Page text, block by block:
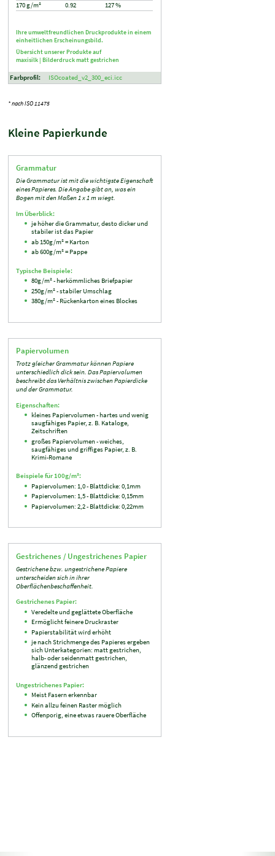
Farbprofil: ISOcoated_v2_300_eci.icc
170 g/m²
0.92 127 %
Ihre umweltfreundlichen Druckprodukte in einem
einheitlichen Erscheinungsbild.
Übersicht unserer Produkte auf
maxisilk | Bilderdruck matt gestrichen
* nach ISO 11475
Kleine Papierkunde
Grammatur
Die Grammatur ist mit die wichtigste Eigenschaft
eines Papieres. Die Angabe gibt an, was ein
Bogen mit den Maßen 1 x 1 m wiegt.
Im Überblick:
je höher die Grammatur, desto dicker und
stabiler ist das Papier
ab 150g/m² = Karton
ab 600g/m² = Pappe
Typische Beispiele:
80g/m² - herkömmliches Briefpapier
250g/m² - stabiler Umschlag
380g/m² - Rückenkarton eines Blockes
Papiervolumen
Trotz gleicher Grammatur können Papiere
unterschiedlich dick sein. Das Papiervolumen
beschreibt das Verhältnis zwischen Papierdicke
und der Grammatur.
Eigenschaften:
kleines Papiervolumen - hartes und wenig
saugfähiges Papier, z. B. Kataloge,
Zeitschriften
großes Papiervolumen - weiches,
saugfähiges und griffiges Papier, z. B.
Krimi-Romane
Beispiele für 100g/m²:
Papiervolumen: 1,0 - Blattdicke: 0,1mm
Papiervolumen: 1,5 - Blattdicke: 0,15mm
Papiervolumen: 2,2 - Blattdicke: 0,22mm
Gestrichenes / Ungestrichenes Papier
Gestrichene bzw. ungestrichene Papiere
unterscheiden sich in ihrer
Oberflächenbeschaffenheit.
Gestrichenes Papier:
Veredelte und geglättete Oberfläche
Ermöglicht feinere Druckraster
Papierstabilität wird erhöht
je nach Strichmenge des Papieres ergeben
sich Unterkategorien: matt gestrichen,
halb- oder seidenmatt gestrichen,
glänzend gestrichen
Ungestrichenes Papier:
Meist Fasern erkennbar
Kein allzu feinen Raster möglich
Offenporig, eine etwas rauere Oberfläche